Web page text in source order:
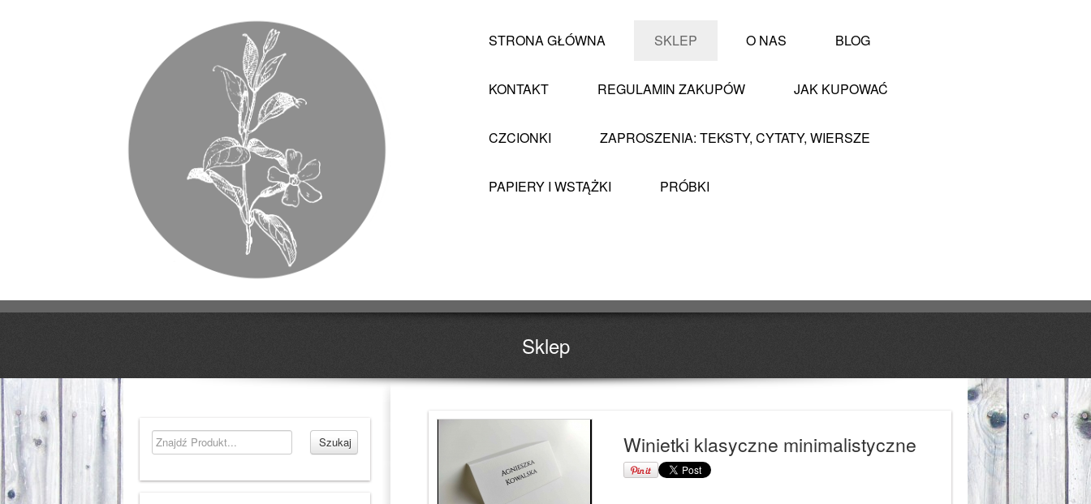
STRONA GŁÓWNA SKLEP O NAS BLOG
KONTAKT REGULAMIN ZAKUPÓW JAK KUPOWAĆ
CZCIONKI ZAPROSZENIA: TEKSTY, CYTATY, WIERSZE
PAPIERY I WSTĄŻKI PRÓBKI
Sklep
Winietki klasyczne minimalistyczne